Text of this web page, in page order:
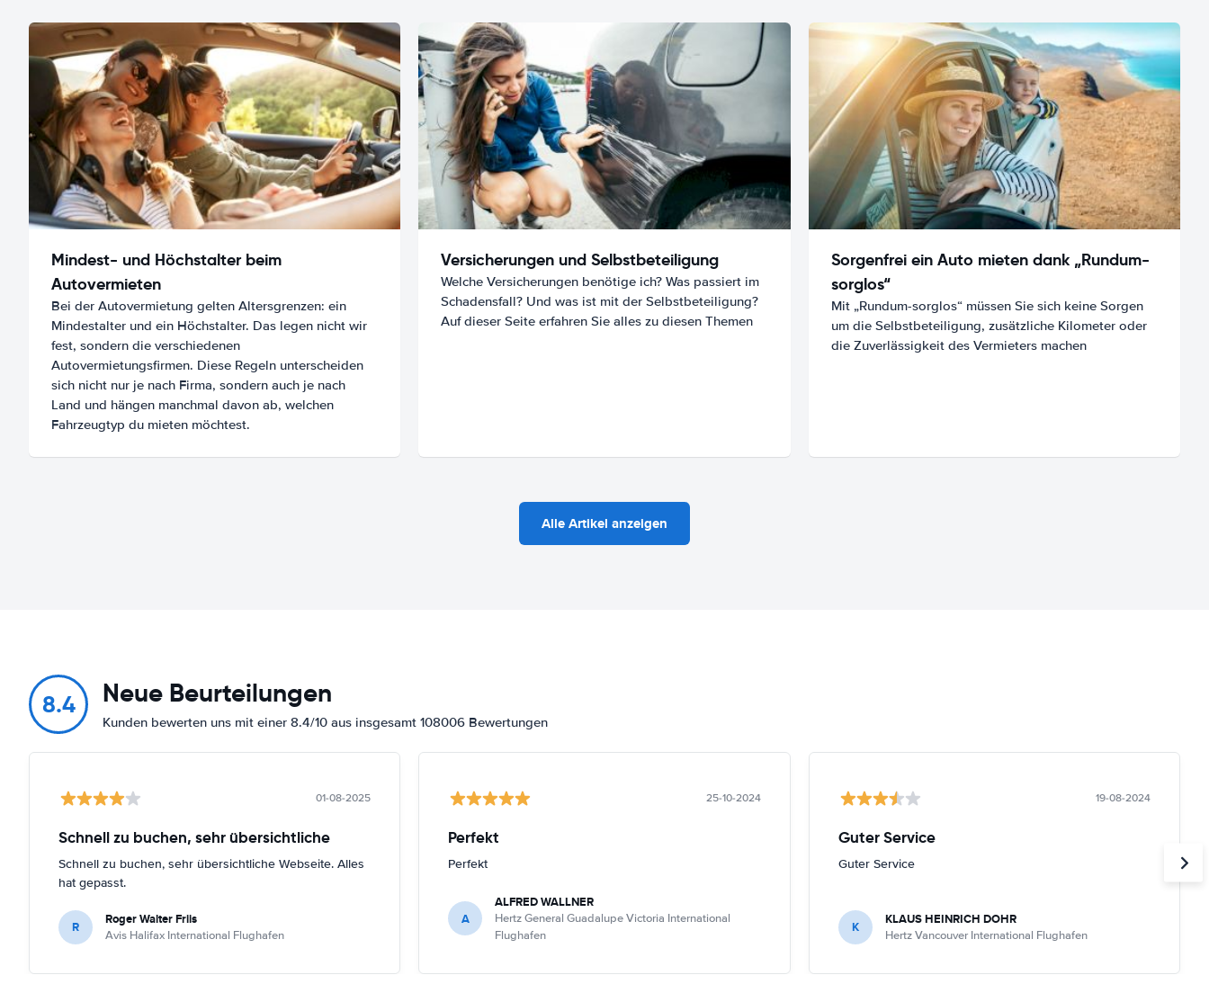
Mindest- und Höchstalter beim
Autovermieten
Bei der Autovermietung gelten Altersgrenzen: ein
Mindestalter und ein Höchstalter. Das legen nicht wir
fest, sondern die verschiedenen
Autovermietungsfirmen. Diese Regeln unterscheiden
sich nicht nur je nach Firma, sondern auch je nach
Land und hängen manchmal davon ab, welchen
Fahrzeugtyp du mieten möchtest.
Versicherungen und Selbstbeteiligung
Welche Versicherungen benötige ich? Was passiert im
Schadensfall? Und was ist mit der Selbstbeteiligung?
Auf dieser Seite erfahren Sie alles zu diesen Themen
Sorgenfrei ein Auto mieten dank „Rundum-
sorglos“
Mit „Rundum-sorglos“ müssen Sie sich keine Sorgen
um die Selbstbeteiligung, zusätzliche Kilometer oder
die Zuverlässigkeit des Vermieters machen
Alle Artikel anzeigen
8.4 Neue Beurteilungen
Kunden bewerten uns mit einer 8.4/10 aus insgesamt 108006 Bewertungen
01-08-2025
Schnell zu buchen, sehr übersichtliche
Schnell zu buchen, sehr übersichtliche Webseite. Alles
hat gepasst.
R Roger Walter Friis
Avis Halifax International Flughafen
25-10-2024
Perfekt
Perfekt
A
ALFRED WALLNER
Hertz General Guadalupe Victoria International
Flughafen
19-08-2024
Guter Service
Guter Service
K KLAUS HEINRICH DOHR
Hertz Vancouver International Flughafen